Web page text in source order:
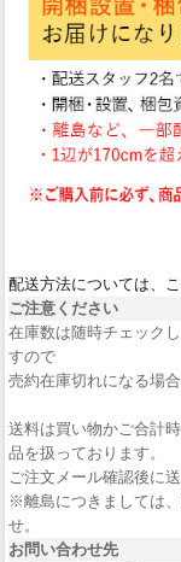
配送方法については、
ご注意ください
在庫数は随時チェック
すので
売約在庫切れになる場
送料は買い物かご合計
品を扱っております。
ご注文メール確認後に
※離島につきましては
せ。
お問い合わせ先